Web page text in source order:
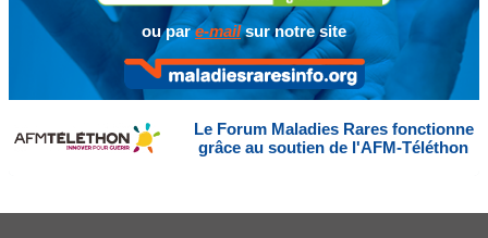
ou pare-mailsur notre site
Le Forum Maladies Rares fonctionne
grâce au soutien de l'AFM-Téléthon